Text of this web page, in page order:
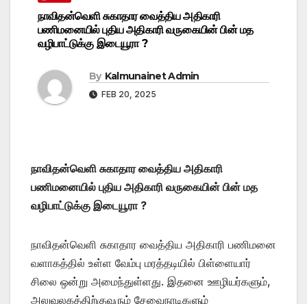
நாவிதன்வெளி சுகாதார வைத்திய அதிகாரி
பணிமனையில் புதிய அதிகாரி வருகையின் பின் மத
வழிபாட்டுக்கு இடையூரா ?
By Kalmunainet Admin
FEB 20, 2025
நாவிதன்வெளி சுகாதார வைத்திய அதிகாரி
பணிமனையில் புதிய அதிகாரி வருகையின் பின் மத
வழிபாட்டுக்கு இடையூரா ?
நாவிதன்வெளி சுகாதார வைத்திய அதிகாரி பணிமனை
வளாகத்தில் உள்ள வேம்பு மரத்தடியில் பிள்ளையார்
சிலை ஒன்று அமைந்துள்ளது. இதனை ஊழியர்களும்,
அலுவலகத்திற்குவரும் சேவைநாடிகளும்